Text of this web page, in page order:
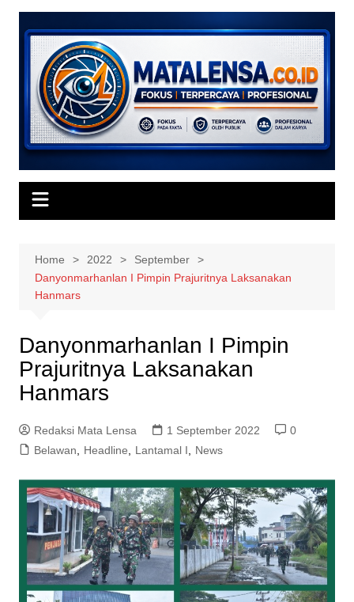
Skip
content
Home 2022
September
Danyonmarhanlan I Pimpin Prajuritnya Laksanakan
Hanmars
Danyonmarhanlan I Pimpin
Prajuritnya Laksanakan
Hanmars
Redaksi Mata Lensa 1 September 2022
0
Belawan
Headline Lantamal I News